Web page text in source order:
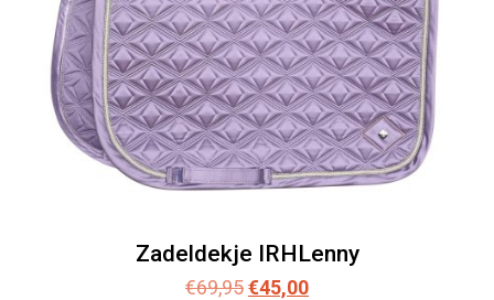
Zadeldekje IRHLenny
€69,95Oorspronkelijke
€45,00Huidige